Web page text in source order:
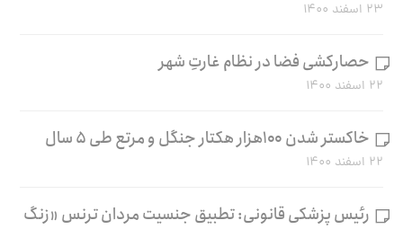
۲۳ اسفند ۱۴۰۰
حصارکشی فضا در نظام غارتِ شهر
۲۲ اسفند ۱۴۰۰
خاکستر شدن ۱۰۰هزار هکتار جنگل و مرتع طی ۵ سال
۲۲ اسفند ۱۴۰۰
رئیس پزشکی قانونی: تطبیق جنسیت مردان ترنس «زنگ